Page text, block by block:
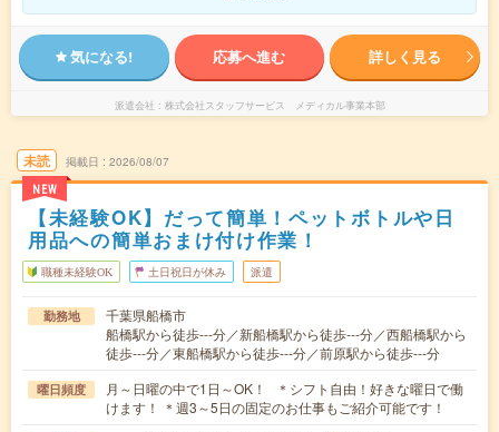
気になる! 応募へ進む 詳しく見る
派遣会社 株式会社スタッフサービス メディカル事業本部
未読
NEW
掲載日 2026/08/07
【未経験OK】だって簡単！ペットボトルや日
用品への簡単おまけ付け作業！
職種未経験OK 土日祝日が休み 派遣
勤務地
千葉県船橋市
船橋駅から徒歩---分／新船橋駅から徒歩---分／西船橋駅から
徒歩---分／東船橋駅から徒歩---分／前原駅から徒歩---分
曜日頻度
月～日曜の中で1日～OK！ ＊シフト自由！好きな曜日で働
けます！ ＊週3～5日の固定のお仕事もご紹介可能です！